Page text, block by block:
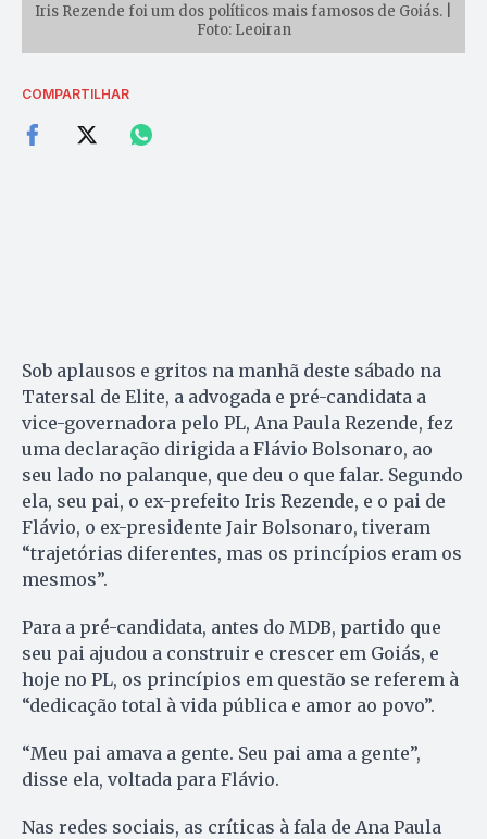
Iris Rezende foi um dos políticos mais famosos de Goiás. |
Foto: Leoiran
COMPARTILHAR
Sob aplausos e gritos na manhã deste sábado na
Tatersal de Elite, a advogada e pré-candidata a
vice-governadora pelo PL, Ana Paula Rezende, fez
uma declaração dirigida a Flávio Bolsonaro, ao
seu lado no palanque, que deu o que falar. Segundo
ela, seu pai, o ex-prefeito Iris Rezende, e o pai de
Flávio, o ex-presidente Jair Bolsonaro, tiveram
“trajetórias diferentes, mas os princípios eram os
mesmos”.
Para a pré-candidata, antes do MDB, partido que
seu pai ajudou a construir e crescer em Goiás, e
hoje no PL, os princípios em questão se referem à
“dedicação total à vida pública e amor ao povo”.
“Meu pai amava a gente. Seu pai ama a gente”,
disse ela, voltada para Flávio.
Nas redes sociais, as críticas à fala de Ana Paula